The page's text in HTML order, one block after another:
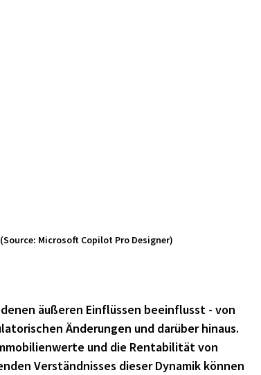
Microsoft Copilot Pro Designer)
äußeren Einflüssen beeinflusst - von
Änderungen und darüber hinaus.
und die Rentabilität von
Verständnisses dieser Dynamik können